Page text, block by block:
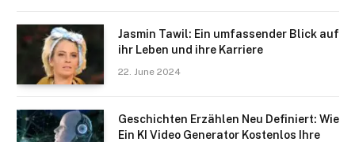
Jasmin Tawil: Ein umfassender Blick auf
ihr Leben und ihre Karriere
22. June 2024
Geschichten Erzählen Neu Definiert: Wie
Ein KI Video Generator Kostenlos Ihre